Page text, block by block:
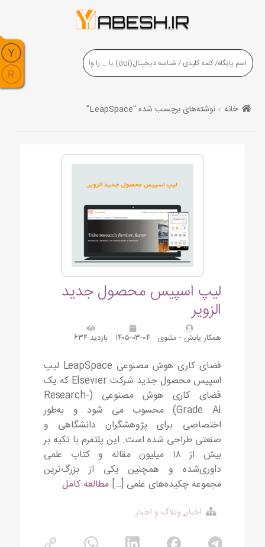
خانه نوشته‌های برچسب شده “LeapSpace”
لیپ اسپیس محصول جدید
الزویر
همکار یابش - مثنوی ۱۴۰۵-۰۳-۰۴ بازدید ۶۳۴
فضای کاری هوش مصنوعی LeapSpace لیپ
اسپیس محصول جدید شرکت Elsevier که یک
فضای کاری هوش مصنوعی (Research-
Grade AI) محسوب می شود و به‌طور
اختصاصی برای پژوهشگران دانشگاهی و
صنعتی طراحی شده است. این پلتفرم با تکیه بر
بیش از ۱۸ میلیون مقاله و کتاب علمی
داوری‌شده و همچنین یکی از بزرگ‌ترین
مجموعه‌ چکیده‌های علمی […]مطالعه کامل
اخبار, وبلاگ و اخبار